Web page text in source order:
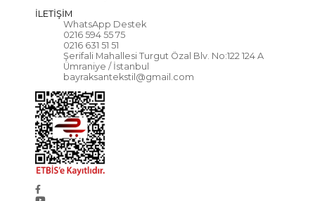
İLETİŞİM
WhatsApp Destek
0216 594 55 75
0216 631 51 51
Şerifali Mahallesi Turgut Özal Blv. No:122 124 A
Ümraniye / İstanbul
bayraksantekstil@gmail.com